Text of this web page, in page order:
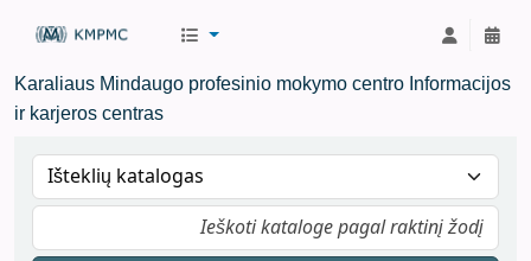
Karaliaus Mindaugo profesinio mokymo centro Informacijos
ir karjeros centras